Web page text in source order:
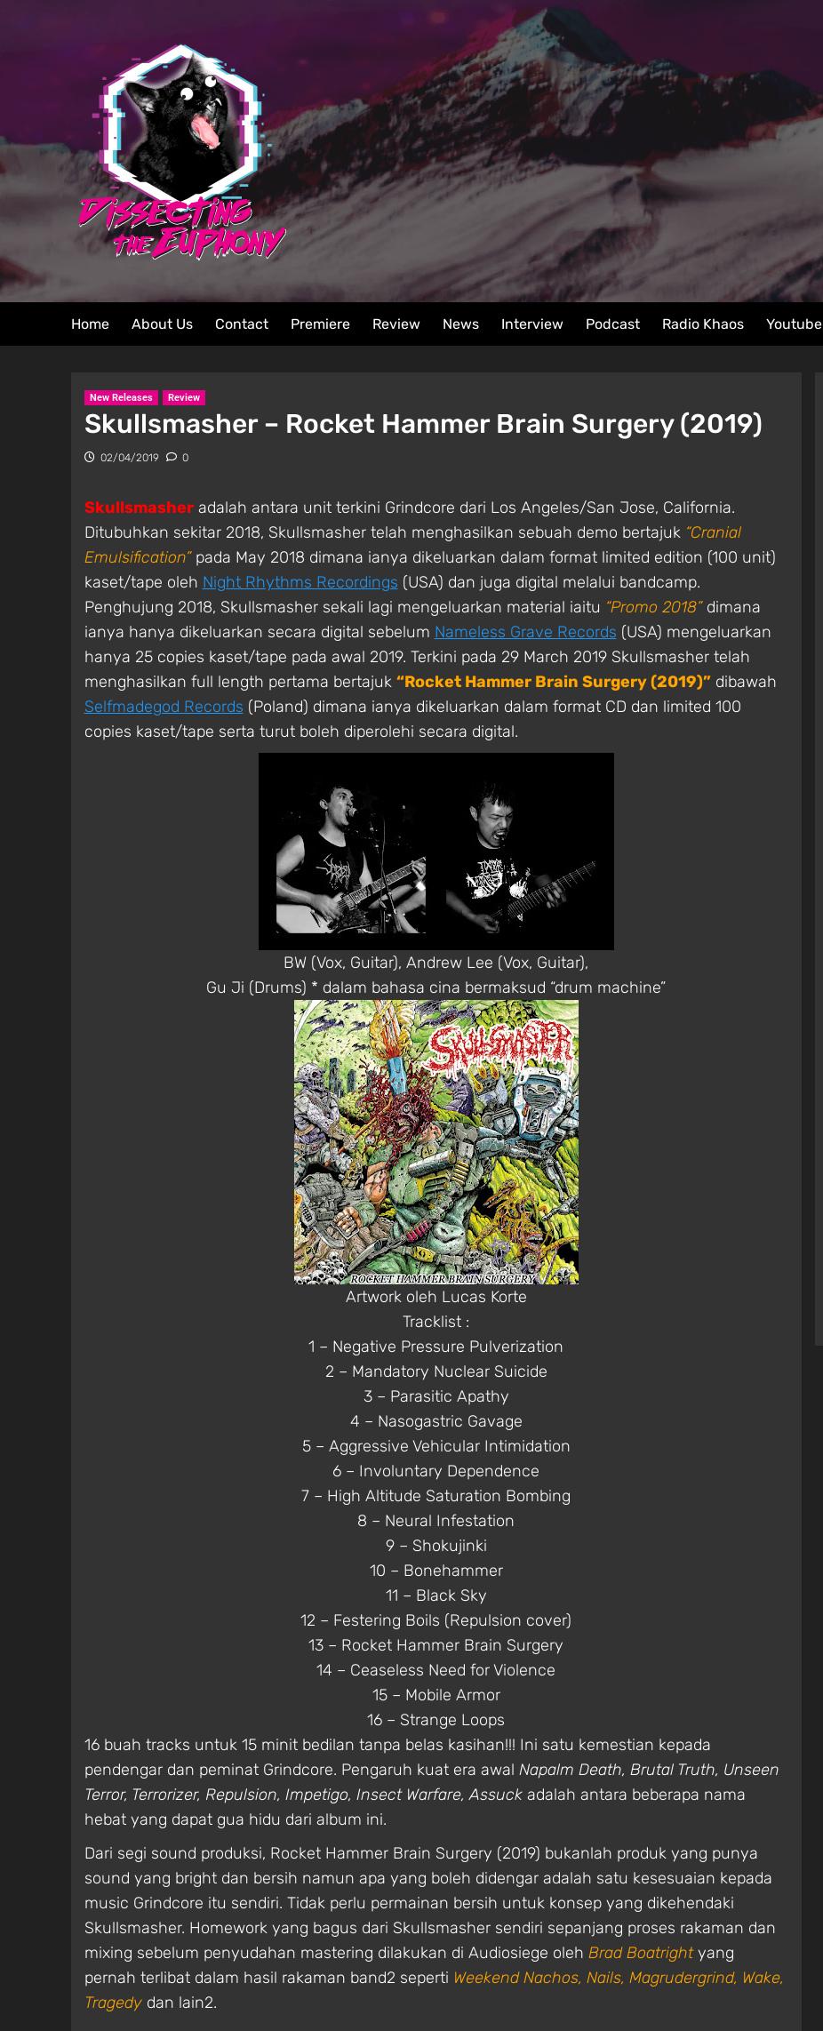
Home About Us Contact Premiere Review News Interview Podcast Radio Khaos Youtube
New Releases Review
Skullsmasher – Rocket Hammer Brain Surgery (2019)
02/04/2019 0
Skullsmasheradalah antara unit terkini Grindcore dari Los Angeles/San Jose, California.
Ditubuhkan sekitar 2018, Skullsmasher telah menghasilkan sebuah demo bertajuk “Cranial
Emulsification”pada May 2018 dimana ianya dikeluarkan dalam format limited edition (100 unit)
kaset/tape oleh Night Rhythms Recordings (USA) dan juga digital melalui bandcamp.
Penghujung 2018, Skullsmasher sekali lagi mengeluarkan material iaitu “Promo 2018”dimana
ianya hanya dikeluarkan secara digital sebelum Nameless Grave Records (USA) mengeluarkan
hanya 25 copies kaset/tape pada awal 2019. Terkini pada 29 March 2019 Skullsmasher telah
menghasilkan full length pertama bertajuk “Rocket Hammer Brain Surgery (2019)”dibawah
Selfmadegod Records (Poland) dimana ianya dikeluarkan dalam format CD dan limited 100
copies kaset/tape serta turut boleh diperolehi secara digital.
BW (Vox, Guitar), Andrew Lee (Vox, Guitar),
Gu Ji (Drums) * dalam bahasa cina bermaksud “drum machine”
Artwork oleh Lucas Korte
Tracklist :
1 – Negative Pressure Pulverization
2 – Mandatory Nuclear Suicide
3 – Parasitic Apathy
4 – Nasogastric Gavage
5 – Aggressive Vehicular Intimidation
6 – Involuntary Dependence
7 – High Altitude Saturation Bombing
8 – Neural Infestation
9 – Shokujinki
10 – Bonehammer
11 – Black Sky
12 – Festering Boils (Repulsion cover)
13 – Rocket Hammer Brain Surgery
14 – Ceaseless Need for Violence
15 – Mobile Armor
16 – Strange Loops
16 buah tracks untuk 15 minit bedilan tanpa belas kasihan!!! Ini satu kemestian kepada
pendengar dan peminat Grindcore. Pengaruh kuat era awal Napalm Death, Brutal Truth, Unseen
Terror, Terrorizer, Repulsion, Impetigo, Insect Warfare, Assuckadalah antara beberapa nama
hebat yang dapat gua hidu dari album ini.
Dari segi sound produksi, Rocket Hammer Brain Surgery (2019) bukanlah produk yang punya
sound yang bright dan bersih namun apa yang boleh didengar adalah satu kesesuaian kepada
music Grindcore itu sendiri. Tidak perlu permainan bersih untuk konsep yang dikehendaki
Skullsmasher. Homework yang bagus dari Skullsmasher sendiri sepanjang proses rakaman dan
mixing sebelum penyudahan mastering dilakukan di Audiosiege oleh Brad Boatrightyang
pernah terlibat dalam hasil rakaman band2 seperti Weekend Nachos, Nails, Magrudergrind, Wake,
Tragedydan lain2.